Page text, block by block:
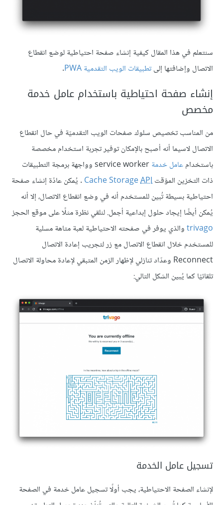
سنتعلم في هذا المقال كيفية إنشاء صفحة احتياطية لوضع انقطاع
الاتصال وإضافتها إلىتطبيقات الويب التقدمية PWA .
إنشاء صفحة احتياطية باستخدام عامل خدمة
مخصص
من المناسب تخصيص سلوك صفحات الويب التقدميّة في حال انقطاع
الاتصال لاسيما أنه أصبح بالإمكان توفير تجربة استخدام مخصصة
باستخدامعامل خدمة
service worker وواجهة برمجة التطبيقات
ذات التخزين المؤقت
Cache StorageAPI
. يُمكن عادًة إنشاء صفحة
احتياطية بسيطة تُبين للمستخدم أنه في وضع انقطاع الاتصال، إلا أنه
يُمكن أيضًا إيجاد حلول إبداعية أجمل. لنلقي نظرة مثلًا على موقع الحجز
trivagoوالذي يوفر في صفحته الاحتياطية لعبة متاهة مسلية
للمستخدم خلال انقطاع الاتصال مع زر لتجريب إعادة الاتصال
Reconnect وعدّاد تنازلي لإظهار الزمن المتبقي لإعادة محاولة الاتصال
تلقائيًا كما يُبين الشكل التالي:
تسجيل عامل الخدمة
لإنشاء الصفحة الاحتياطية، يجب أولًا تسجيل عامل خدمة في الصفحة